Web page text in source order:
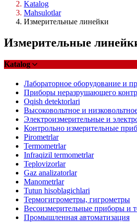
Katalog
Mahsulotlar
Измерительные линейки
Измерительные
Katalog
Лабораторное оборудование и
Приборы неразрушающего
Oqish detektorlari
Высоковольтное и
Электроизмерительные и
Контрольно измерительные
Pirometrlar
Termometrlar
Infraqizil termometrlar
Teplovizorlar
Gaz analizatorlar
Manometrlar
Tutun hisoblagichlari
Термогигрометры, гигрометры
Весоизмерительные приборы и
Промышленная автоматизация